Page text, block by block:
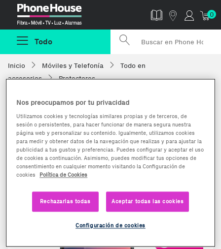
0
Todo
Inicio Móviles y Telefonía
Todo en
accesorios
Protectores
Nos preocupamos por tu privacidad
Utilizamos cookies y tecnologías similares propias y de terceros, de
sesión o persistentes, para hacer funcionar de manera segura nuestra
página web y personalizar su contenido. Igualmente, utilizamos cookies
para medir y obtener datos de la navegación que realizas y para ajustar la
publicidad a tus gustos y preferencias. Puedes configurar y aceptar el uso
de cookies a continuación. Asimismo, puedes modificar tus opciones de
consentimiento en cualquier momento visitando la Configuración de
cookies
Política de Cookies
Rechazarlas todas Aceptar todas las cookies
Configuración de cookies